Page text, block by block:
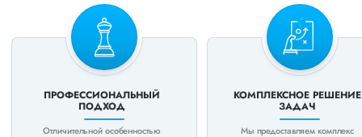
ПРОФЕССИОНАЛЬНЫЙ
ПОДХОД
Отличительной особенностью
КОМПЛЕКСНОЕ РЕШЕНИЕ
ЗАДАЧ
Мы предоставляем комплекс